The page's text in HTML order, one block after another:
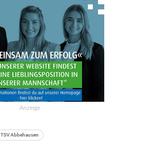
Anzeige
TSV Abbehausen